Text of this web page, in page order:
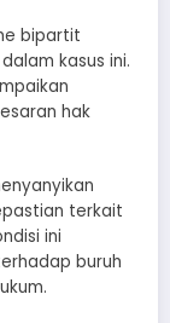
bipartit
kasus ini.
hak
terkait
ini
buruh